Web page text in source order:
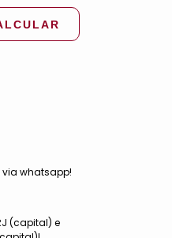
via whatsapp!
(capital) e